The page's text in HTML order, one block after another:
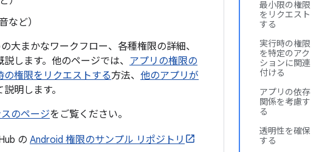
最小限の権限
をリクエスト
する
実行時の権限
を特定のアク
ションに関連
付ける
アプリの依存
関係を考慮す
る
透明性を確保
する
など）
大まかなワークフロー、各種権限の詳細、
します。他のページでは、 アプリの権限の
の権限をリクエストする方法、 他のアプリが
明します。
のページをご覧ください。
の Android 権限のサンプル リポジトリ